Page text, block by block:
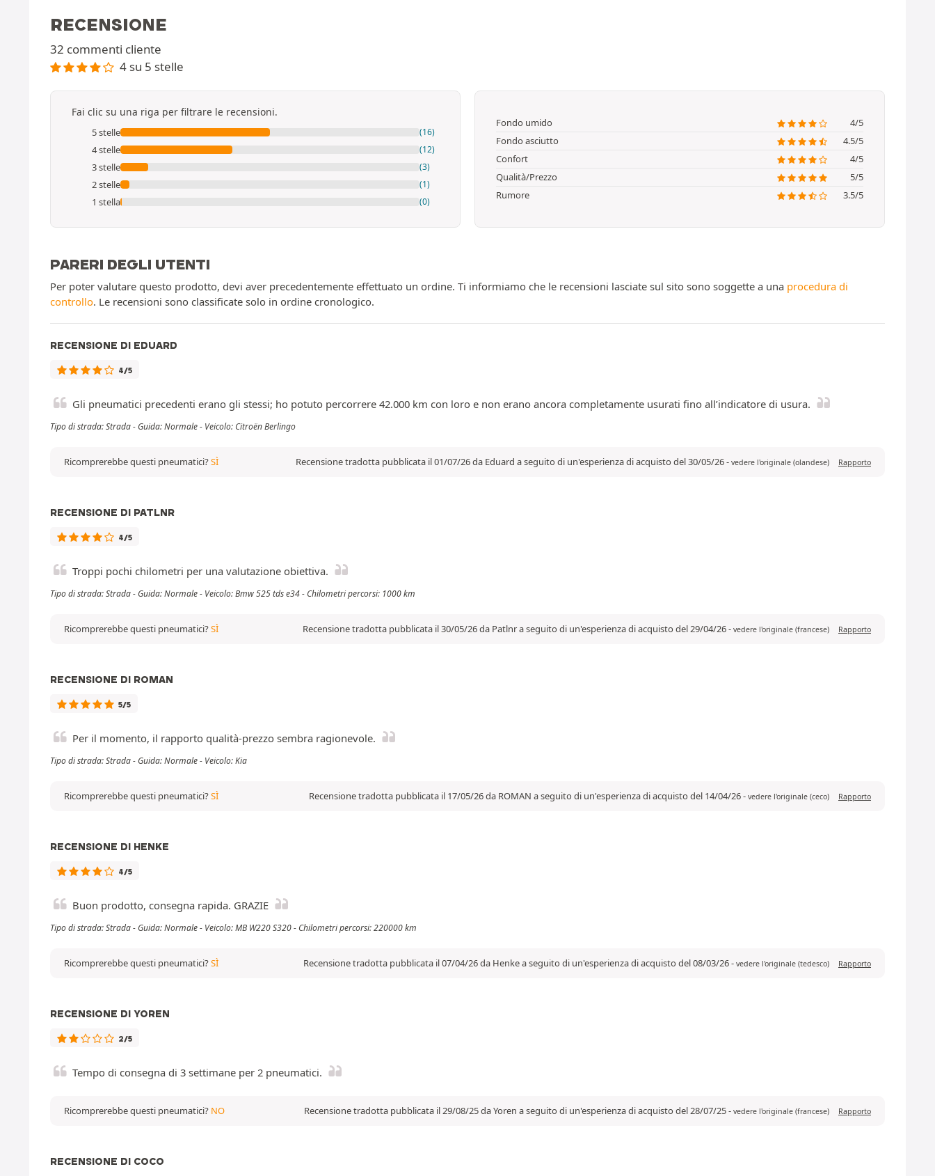
RECENSIONE
32 commenti cliente
4 su 5 stelle
Fai clic su una riga per filtrare le recensioni.
5 stelle (16)
4 stelle (12)
3 stelle (3)
2 stelle (1)
1 stella (0)
Fondo umido
4/5
Fondo asciutto
4.5/5
Confort
4/5
Qualità/Prezzo
5/5
Rumore
3.5/5
PARERI DEGLI UTENTI
Per poter valutare questo prodotto, devi aver precedentemente effettuato un ordine. Ti informiamo che le recensioni lasciate sul sito sono soggette a una procedura di
controllo. Le recensioni sono classificate solo in ordine cronologico.
RECENSIONE DI EDUARD
4/5
Gli pneumatici precedenti erano gli stessi; ho potuto percorrere 42.000 km con loro e non erano ancora completamente usurati fino all’indicatore di usura.
Tipo di strada: Strada - Guida: Normale - Veicolo: Citroën Berlingo
Recensione tradotta pubblicata il 01/07/26 da Eduard a seguito di un'esperienza di acquisto del 30/05/26- vedere l'originale (olandese) Rapporto
Ricomprerebbe questi pneumatici?SÌ
RECENSIONE DI PATLNR
4/5
Troppi pochi chilometri per una valutazione obiettiva.
Tipo di strada: Strada - Guida: Normale - Veicolo: Bmw 525 tds e34 - Chilometri percorsi: 1000 km
Recensione tradotta pubblicata il 30/05/26 da Patlnr a seguito di un'esperienza di acquisto del 29/04/26- vedere l'originale (francese) Rapporto
Ricomprerebbe questi pneumatici?SÌ
RECENSIONE DI ROMAN
5/5
Per il momento, il rapporto qualità-prezzo sembra ragionevole.
Tipo di strada: Strada - Guida: Normale - Veicolo: Kia
Recensione tradotta pubblicata il 17/05/26 da ROMAN a seguito di un'esperienza di acquisto del 14/04/26- vedere l'originale (ceco) Rapporto
Ricomprerebbe questi pneumatici?SÌ
RECENSIONE DI HENKE
4/5
Buon prodotto, consegna rapida. GRAZIE
Tipo di strada: Strada - Guida: Normale - Veicolo: MB W220 S320 - Chilometri percorsi: 220000 km
Recensione tradotta pubblicata il 07/04/26 da Henke a seguito di un'esperienza di acquisto del 08/03/26- vedere l'originale (tedesco) Rapporto
Ricomprerebbe questi pneumatici?SÌ
RECENSIONE DI YOREN
2/5
Tempo di consegna di 3 settimane per 2 pneumatici.
Recensione tradotta pubblicata il 29/08/25 da Yoren a seguito di un'esperienza di acquisto del 28/07/25- vedere l'originale (francese) Rapporto
Ricomprerebbe questi pneumatici? NO
RECENSIONE DI COCO